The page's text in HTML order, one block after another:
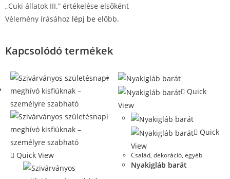
„Cuki állatok III.” értékelése elsőként
Vélemény írásához lépj be előbb.
Kapcsolódó termékek
Quick View
Quick
View
Quick
View
Család,dekoráció, egyéb
Nyakigláb barát